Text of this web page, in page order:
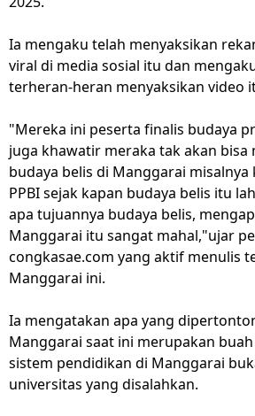
Ia mengaku telah menyaksikan
viral di media sosial itu dan
terheran-heran menyaksikan video
"Mereka ini peserta finalis budaya
juga khawatir meraka tak akan bisa
budaya belis di Manggarai
PPBI sejak kapan budaya belis itu
apa tujuannya budaya belis,
Manggarai itu sangat mahal,"ujar
congkasae.com yang aktif menulis
Manggarai ini.
Ia mengatakan apa yang
Manggarai saat ini merupakan
sistem pendidikan di Manggarai
universitas yang disalahkan.